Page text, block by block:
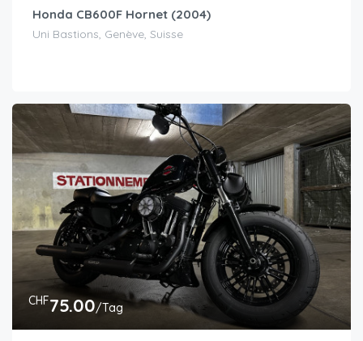
Honda CB600F Hornet (2004)
Uni Bastions, Genève, Suisse
CHF75.00/Tag